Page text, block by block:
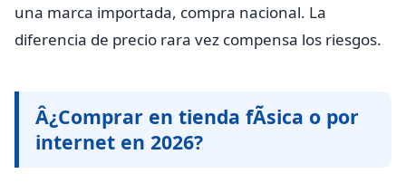
una marca importada, compra nacional. La
diferencia de precio rara vez compensa los riesgos.
Â¿Comprar en tienda fÃ­sica o por
internet en 2026?